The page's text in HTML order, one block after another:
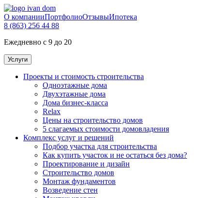
О компанииПортфолиоОтзывыИпотека
8 (863) 256 44 88
Ежедневно с 9 до 20
Услуги
Проекты и стоимость строительства
Одноэтажные дома
Двухэтажные дома
Дома бизнес-класса
Relax
Цены на строительство домов
5 слагаемых стоимости домовладения
Комплекс услуг и решений
Подбор участка для строительства
Как купить участок и не остаться без дома?
Проектирование и дизайн
Строительство домов
Монтаж фундаментов
Возведение стен